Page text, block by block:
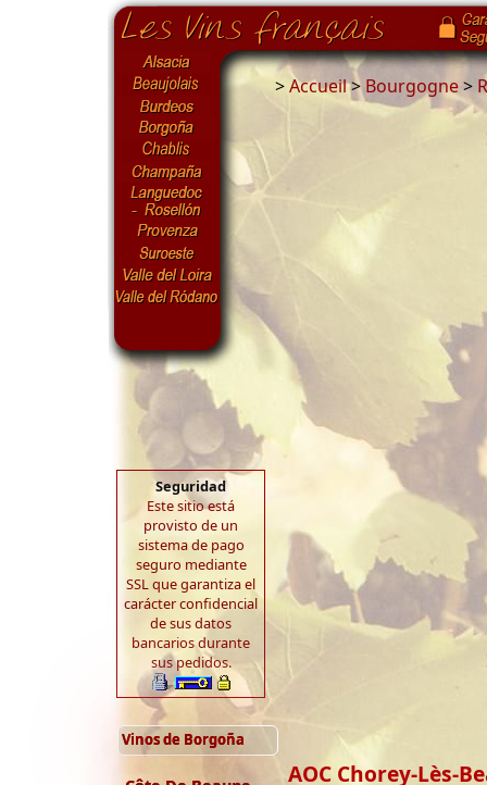
Seguridad
Este sitio está
provisto de un
sistema de pago
seguro mediante
SSL que garantiza el
carácter confidencial
de sus datos
bancarios durante
sus pedidos.
>Accueil>Bourgogne>
Vinos de Borgoña
AOC Chorey-Lès-